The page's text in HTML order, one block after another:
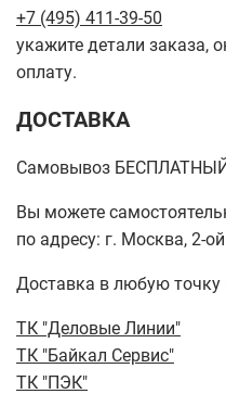
+7 (495) 411-39-50
укажите детали заказа,
оплату.
ДОСТАВКА
Самовывоз
Вы можете
по адресу: г. Москва, 2-
Доставка в любую точку
ТК "Деловые Линии"
ТК "Байкал Сервис"
ТК "ПЭК"